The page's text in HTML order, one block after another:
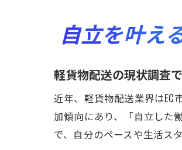
自立を叶え
軽貨物配送の現状調査
近年、軽貨物配送業界は
加傾向にあり、「自立した
で、自分のペースや生活ス